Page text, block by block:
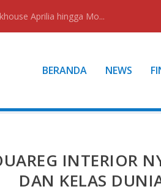
Aprilia hingga Mo...
BERANDA NEWS
INTERIOR
DAN KELAS